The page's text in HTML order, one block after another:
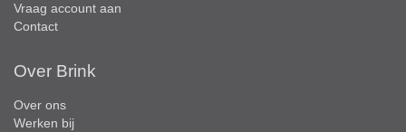
Vraag account aan
Contact
Over Brink
Over ons
Werken bij